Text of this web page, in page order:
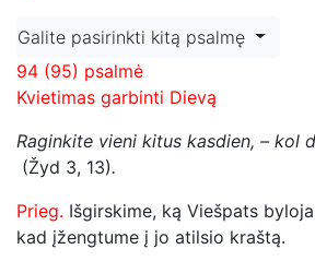
Galite pasirinkti kitą psalmę
94 (95) psalmė
Kvietimas garbinti Dievą
Raginkite vieni kitus kasdien, – kol
(Žyd 3, 13).
Prieg. Išgirskime, ką Viešpats
kad įžengtume į jo atilsio kraštą.